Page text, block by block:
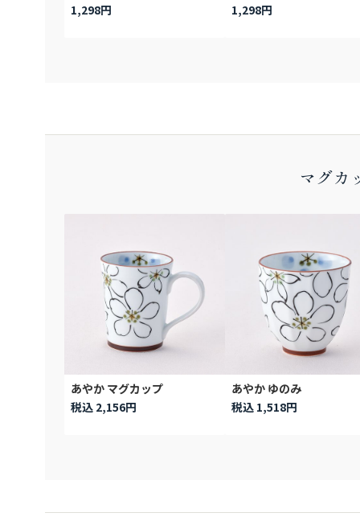
1,298円
1,298円
マグカ
あやか マグカップ
税込 2,156円
あやか ゆのみ
税込 1,518円